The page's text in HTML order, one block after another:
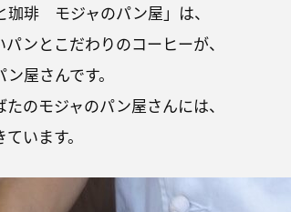
珈琲 モジャのパン屋」は、
ンとこだわりのコーヒーが、
屋さんです。
のモジャのパン屋さんには、
います。